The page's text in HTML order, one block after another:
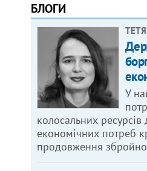
БЛОГИ
У
колосальних
економічних потреб
продовження